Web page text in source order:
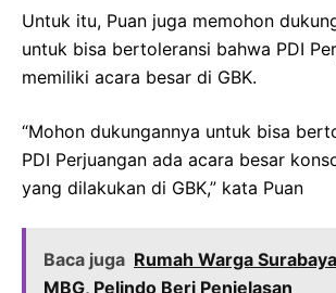
Untuk itu, Puan juga memohon
untuk bisa bertoleransi bahwa PDI
memiliki acara besar di GBK.
“Mohon dukungannya untuk bisa
PDI Perjuangan ada acara besar
yang dilakukan di GBK,” kata Puan
Baca juga Rumah Warga
MBG, Pelindo Beri Penjelasan